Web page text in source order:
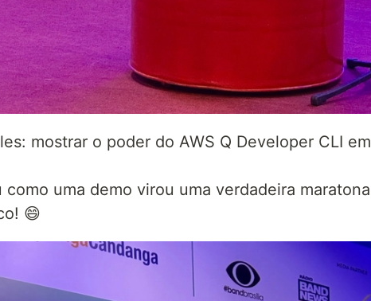
mostrar o poder do AWS Q Developer CLI em
uma demo virou uma verdadeira maratona
😄